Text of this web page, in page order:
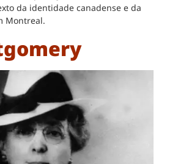
da identidade canadense e da
Montreal.